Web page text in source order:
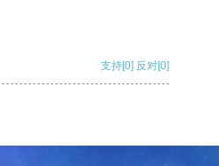
支持[0] 反对[0]